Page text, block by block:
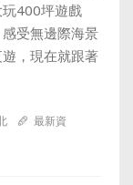
400坪遊戲
受無邊際海景
，現在就跟著
最新資